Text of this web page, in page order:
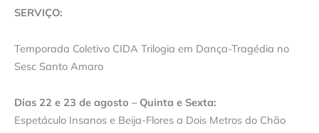
SERVIÇO:
Temporada Coletivo CIDA Trilogia em Dança-Tragédia no
Sesc Santo Amaro
Dias 22 e 23 de agosto – Quinta e Sexta:
Espetáculo Insanos e Beija-Flores a Dois Metros do Chão